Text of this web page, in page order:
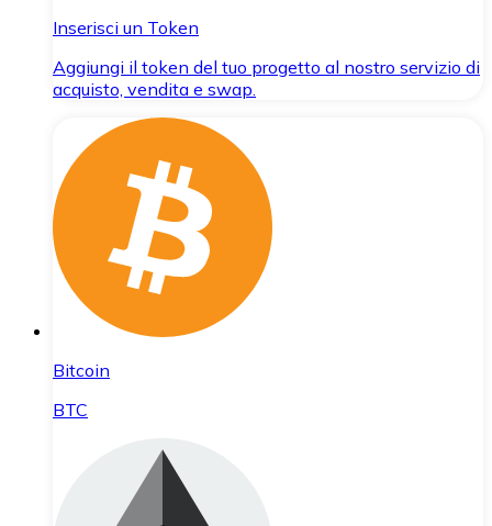
Inserisci un Token
Aggiungi il token del tuo progetto al nostro servizio di
acquisto, vendita e swap.
Bitcoin
BTC